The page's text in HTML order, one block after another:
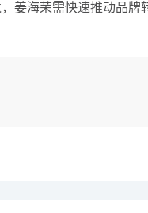
姜海荣需快速推动品牌